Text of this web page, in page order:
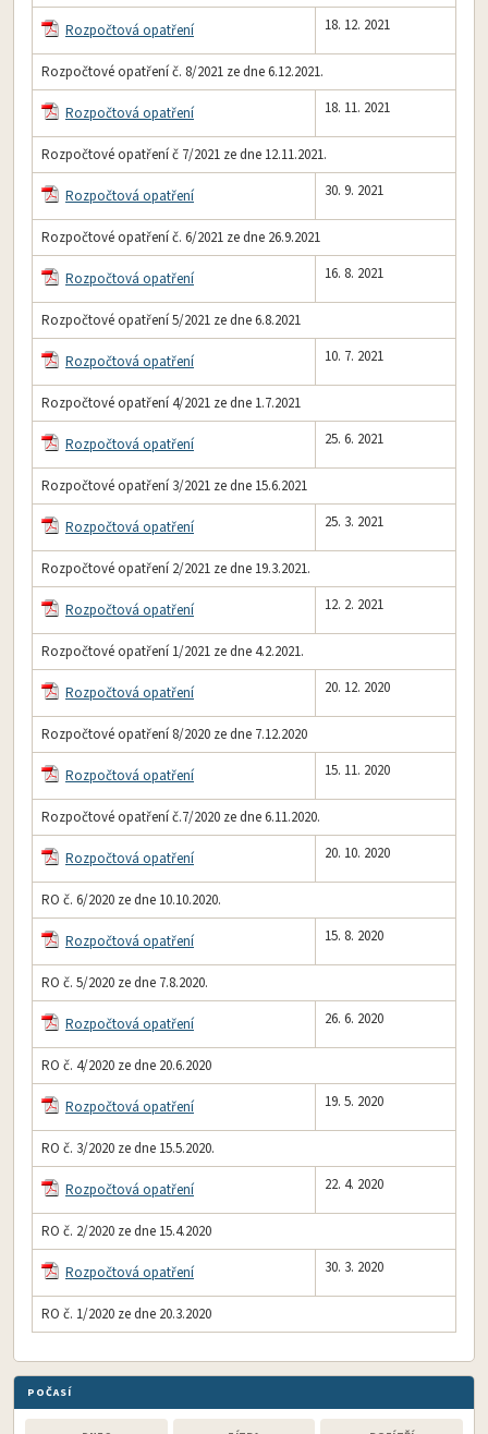
Rozpočtová opatření 18. 12. 2021
Rozpočtové opatření č. 8/2021 ze dne 6.12.2021.
Rozpočtová opatření 18. 11. 2021
Rozpočtové opatření č 7/2021 ze dne 12.11.2021.
Rozpočtová opatření 30. 9. 2021
Rozpočtové opatření č. 6/2021 ze dne 26.9.2021
Rozpočtová opatření 16. 8. 2021
Rozpočtové opatření 5/2021 ze dne 6.8.2021
Rozpočtová opatření 10. 7. 2021
Rozpočtové opatření 4/2021 ze dne 1.7.2021
Rozpočtová opatření 25. 6. 2021
Rozpočtové opatření 3/2021 ze dne 15.6.2021
Rozpočtová opatření 25. 3. 2021
Rozpočtové opatření 2/2021 ze dne 19.3.2021.
Rozpočtová opatření 12. 2. 2021
Rozpočtové opatření 1/2021 ze dne 4.2.2021.
Rozpočtová opatření 20. 12. 2020
Rozpočtové opatření 8/2020 ze dne 7.12.2020
Rozpočtová opatření 15. 11. 2020
Rozpočtové opatření č.7/2020 ze dne 6.11.2020.
Rozpočtová opatření 20. 10. 2020
RO č. 6/2020 ze dne 10.10.2020.
Rozpočtová opatření 15. 8. 2020
RO č. 5/2020 ze dne 7.8.2020.
Rozpočtová opatření 26. 6. 2020
RO č. 4/2020 ze dne 20.6.2020
Rozpočtová opatření 19. 5. 2020
RO č. 3/2020 ze dne 15.5.2020.
Rozpočtová opatření 22. 4. 2020
RO č. 2/2020 ze dne 15.4.2020
Rozpočtová opatření 30. 3. 2020
RO č. 1/2020 ze dne 20.3.2020
POČASÍ